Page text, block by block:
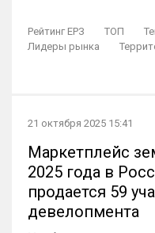
Рейтинг ЕРЗ ТОП
Лидеры рынка
21 октября 2025 15:41
Маркетплейс
2025 года в
продается 59
девелопмента